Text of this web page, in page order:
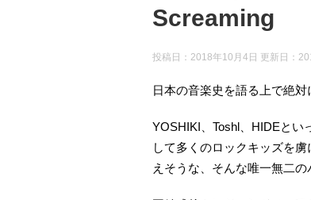
Screaming
投稿日：2018年10月4日 更新日：
日本の音楽史を語る上で絶
YOSHIKI、Toshl、HIDEとい
して多くのロックキッズを
えそうな、そんな唯一無二の